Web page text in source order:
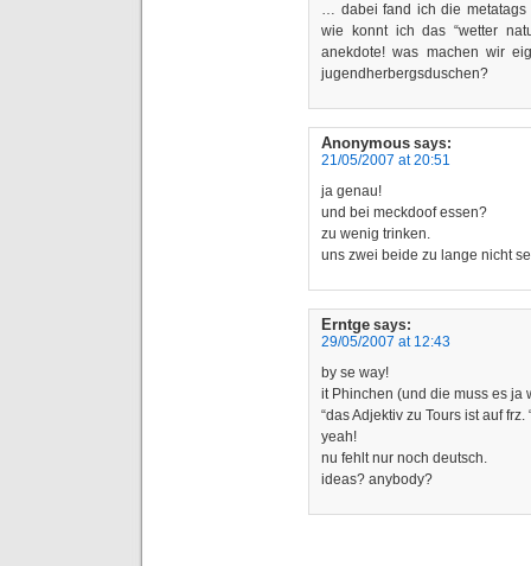
… dabei fand ich die metatags
wie konnt ich das “wetter
anekdote! was machen wir
jugendherbergsduschen?
Anonymous says:
21/05/2007 at 20:51
ja genau!
und bei meckdoof essen?
zu wenig trinken.
uns zwei beide zu lange nicht
Erntge says:
29/05/2007 at 12:43
by se way!
it Phinchen (und die muss es ja
“das Adjektiv zu Tours ist auf frz.
yeah!
nu fehlt nur noch deutsch.
ideas? anybody?